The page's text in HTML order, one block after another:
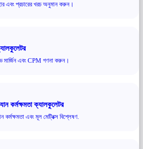
এবং প্রচারের খরচ অনুমান করুন।
মার্জিন এবং CPM গণনা করুন।
কর্মক্ষমতা ক্যালকুলেটর
কর্মক্ষমতা এবং মূল মেট্রিক্স বিশ্লেষণ.